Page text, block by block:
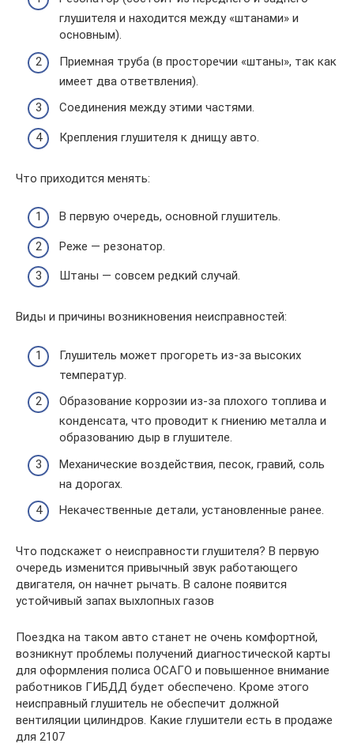
глушителя и находится между «штанами» и
основным).
Приемная труба (в просторечии «штаны», так как
имеет два ответвления).
Соединения между этими частями.
Крепления глушителя к днищу авто.
Что приходится менять:
В первую очередь, основной глушитель.
Реже — резонатор.
Штаны — совсем редкий случай.
Виды и причины возникновения неисправностей:
Глушитель может прогореть из-за высоких
температур.
Образование коррозии из-за плохого топлива и
конденсата, что проводит к гниению металла и
образованию дыр в глушителе.
Механические воздействия, песок, гравий, соль
на дорогах.
Некачественные детали, установленные ранее.
Что подскажет о неисправности глушителя? В первую
очередь изменится привычный звук работающего
двигателя, он начнет рычать. В салоне появится
устойчивый запах выхлопных газов
Поездка на таком авто станет не очень комфортной,
возникнут проблемы получений диагностической карты
для оформления полиса ОСАГО и повышенное внимание
работников ГИБДД будет обеспечено. Кроме этого
неисправный глушитель не обеспечит должной
вентиляции цилиндров. Какие глушители есть в продаже
для 2107